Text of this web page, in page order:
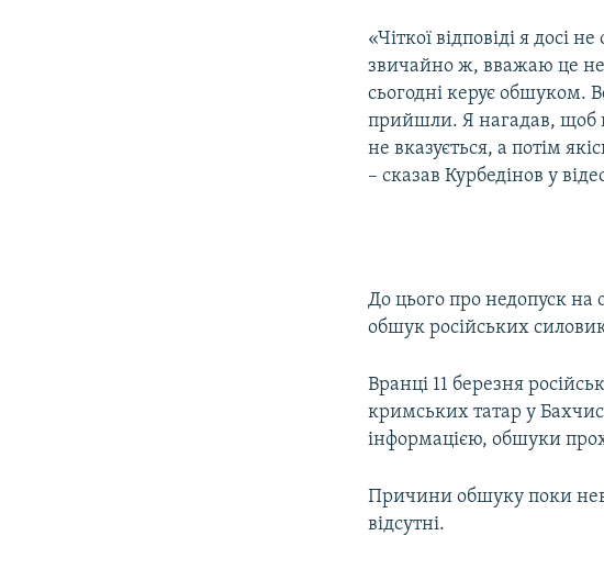
«Чіткої відповіді я досі
звичайно ж, вважаю це
сьогодні керує обшуком.
прийшли. Я нагадав, щоб
не вказується, а потім
– сказав Курбедінов у
До цього про недопуск на
обшук російських
Вранці 11 березня
кримських татар у
інформацією, обшуки
Причини обшуку поки
відсутні.